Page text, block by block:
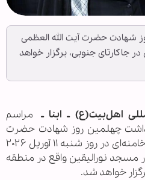
شهادت حضرت آیت الله العظمی
جاکارتای جنوبی، برگزار خواهد
اهل‌بیت(ع) ـ ابنا ـ مراسم
چهلمین روز شهادت حضرت
آیت‌الله العظمی امام سیدعلی خامنه‌ای در روز شنبه ۱۱ آوریل ۲۰۲۶
با ۲۲ فروردین ۱۴۰۵ در مسجد نورالیقین واقع در منطقه
خواهد شد.